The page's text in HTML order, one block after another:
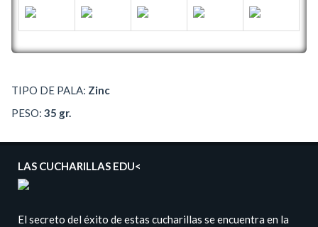
TIPO DE PALA: Zinc
PESO: 35 gr.
LAS CUCHARILLAS EDU<
El secreto del éxito de estas cucharillas se encuentra en la